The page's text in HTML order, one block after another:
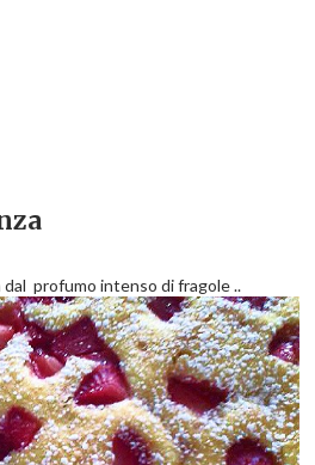
profumo intenso di fragole ..